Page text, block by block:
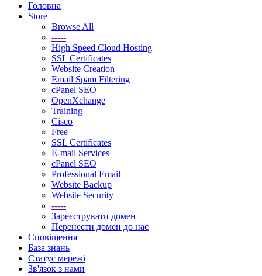
Головна
Store
Browse All
-----
High Speed Cloud Hosting
SSL Certificates
Website Creation
Email Spam Filtering
cPanel SEO
OpenXchange
Training
Cisco
Free
SSL Certificates
E-mail Services
cPanel SEO
Professional Email
Website Backup
Website Security
-----
Зареєструвати домен
Перенести домен до нас
Сповіщення
База знань
Статус мережі
Зв'язок з нами